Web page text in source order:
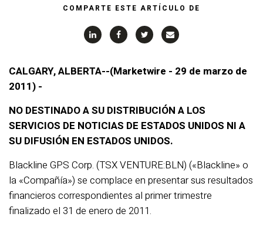
COMPARTE ESTE ARTÍCULO DE
CALGARY, ALBERTA--(Marketwire - 29 de marzo de
2011) -
NO DESTINADO A SU DISTRIBUCIÓN A LOS
SERVICIOS DE NOTICIAS DE ESTADOS UNIDOS NI A
SU DIFUSIÓN EN ESTADOS UNIDOS.
Blackline GPS Corp. (TSX VENTURE:BLN) («Blackline» o
la «Compañía») se complace en presentar sus resultados
financieros correspondientes al primer trimestre
finalizado el 31 de enero de 2011.